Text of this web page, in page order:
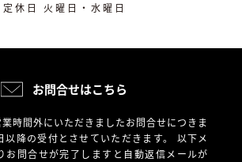
定休日 火曜日・水曜日
お問合せはこちら
時間外にいただきましたお問合せにつきま
以降の受付とさせていただきます。 以下メ
お問合せが完了しますと自動返信メールが